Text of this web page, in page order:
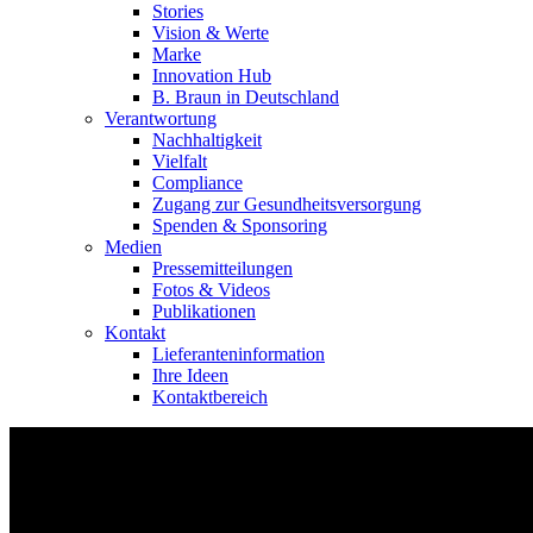
Stories
Vision & Werte
Marke
Innovation Hub
B. Braun in Deutschland
Verantwortung
Nachhaltigkeit
Vielfalt
Compliance
Zugang zur Gesundheitsversorgung
Spenden & Sponsoring
Medien
Pressemitteilungen
Fotos & Videos
Publikationen
Kontakt
Lieferanteninformation
Ihre Ideen
Kontaktbereich